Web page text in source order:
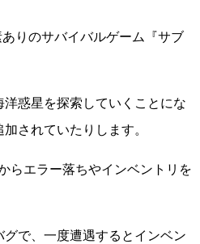
りのサバイバルゲーム『サブ
惑星を探索していくことにな
されていたりします。
らエラー落ちやインベントリを
で、一度遭遇するとインベン